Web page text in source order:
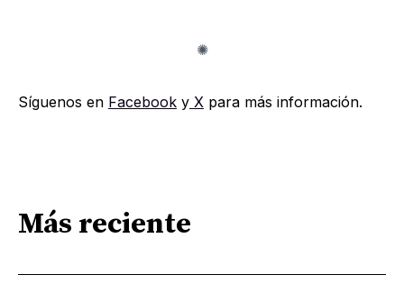
Síguenos en Facebook y X para más información.
Más reciente